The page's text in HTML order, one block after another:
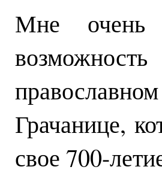
Мне
Грачанице,
свое 700-